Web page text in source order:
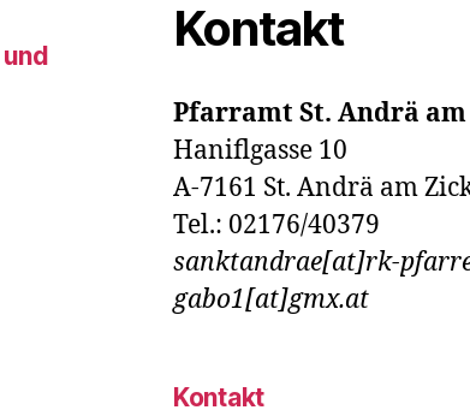
Kontakt
Pfarramt St. Andrä am
Haniflgasse 10
A-7161 St. Andrä am
Tel.: 02176/40379
sanktandrae[at]rk-
gabo1[at]gmx.at
Kontakt